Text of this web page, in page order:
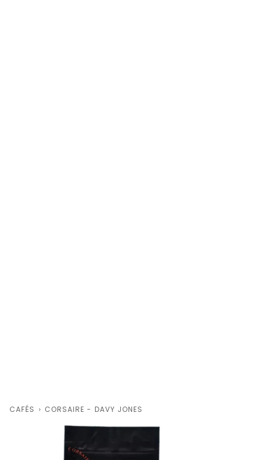
CAFÉS › CORSAIRE - DAVY JONES